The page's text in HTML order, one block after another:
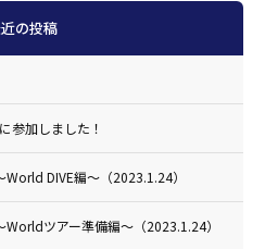
の投稿
参加しました！
DIVE編〜（2023.1.24）
Worldツアー準備編〜（2023.1.24）